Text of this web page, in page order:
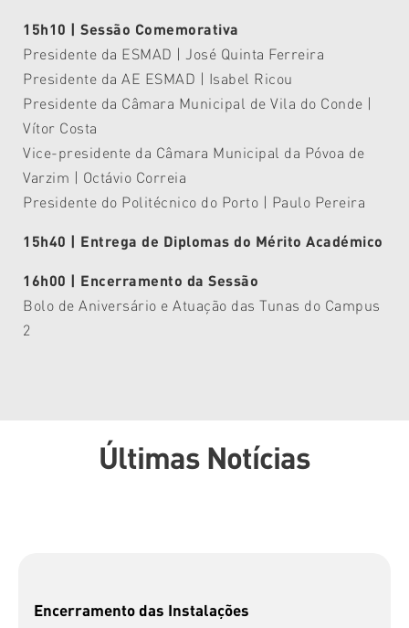
15h10 |Sessão Comemorativa
Presidente da ESMAD | José Quinta Ferreira
Presidente da AE ESMAD | Isabel Ricou
Presidente da Câmara Municipal de Vila do Conde |
Vítor Costa
Vice-presidente da Câmara Municipal da Póvoa de
Varzim | Octávio Correia
Presidente do Politécnico do Porto | Paulo Pereira
15h40 | Entrega de Diplomas do Mérito Académico
16h00 | Encerramento da Sessão
Bolo de Aniversário e Atuação das Tunas do Campus
2
Últimas Notícias
Encerramento das Instalações